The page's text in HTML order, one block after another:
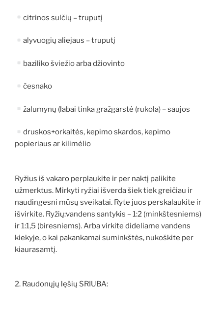
citrinos sulčių – truputį
alyvuogių aliejaus – truputį
baziliko šviežio arba džiovinto
česnako
žalumynų (labai tinka gražgarstė (rukola) – saujos
druskos+orkaitės, kepimo skardos, kepimo
popieriaus ar kilimėlio
Ryžius iš vakaro perplaukite ir per naktį palikite
užmerktus. Mirkyti ryžiai išverda šiek tiek greičiau ir
naudingesni mūsų sveikatai. Ryte juos perskalaukite ir
išvirkite. Ryžių:vandens santykis – 1:2 (minkštesniems)
ir 1:1,5 (biresniems). Arba virkite dideliame vandens
kiekyje, o kai pakankamai suminkštės, nukoškite per
kiaurasamtį.
2. Raudonųjų lęšių SRIUBA: